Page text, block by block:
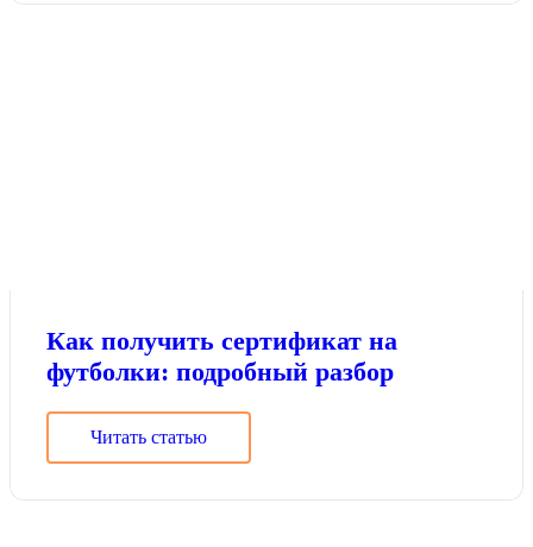
Как получить сертификат на
футболки: подробный разбор
Читать статью